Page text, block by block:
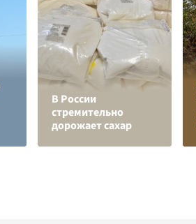
В России
стремительно
дорожает сахар